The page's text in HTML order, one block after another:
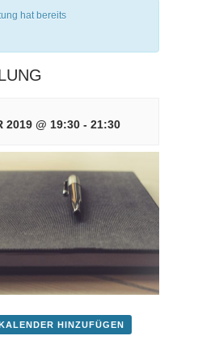
hat bereits
2019 @ 19:30 - 21:30
HINZUFÜGEN